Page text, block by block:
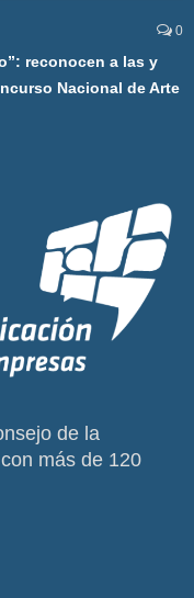
0
reconocen a las y
Nacional de Arte
de la
más de 120